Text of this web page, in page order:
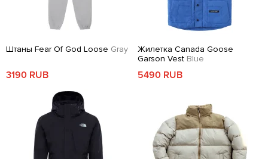
Штаны Fear Of God Loose Gray
3190 RUB
Жилетка Canada Goose
Garson Vest Blue
5490 RUB